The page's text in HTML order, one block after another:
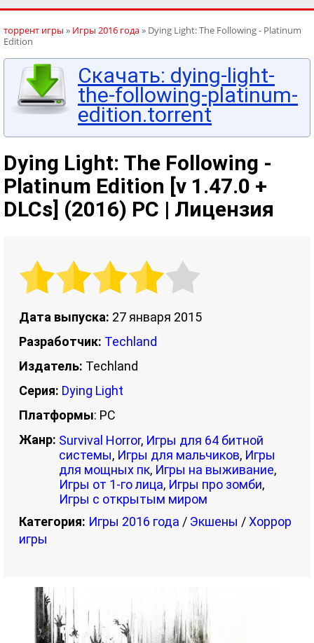
торрент игры » Игры 2016 года» Dying Light: The Following - Platinum
Edition
Скачать: dying-light-
the-following-platinum-
edition.torrent
Dying Light: The Following -
Platinum Edition [v 1.47.0 +
DLCs] (2016) PC | Лицензия
Дата выпуска: 27 января 2015
Разработчик: Techland
Издатель: Techland
Серия: Dying Light
Платформы: PC
Жанр: Survival Horror, Игры для 64 битной
системы, Игры для мальчиков, Игры
для мощных пк, Игры на выживание,
Игры от 1-го лица, Игры про зомби,
Игры с открытым миром
Категория: Игры 2016 года / Экшены /Хоррор
игры